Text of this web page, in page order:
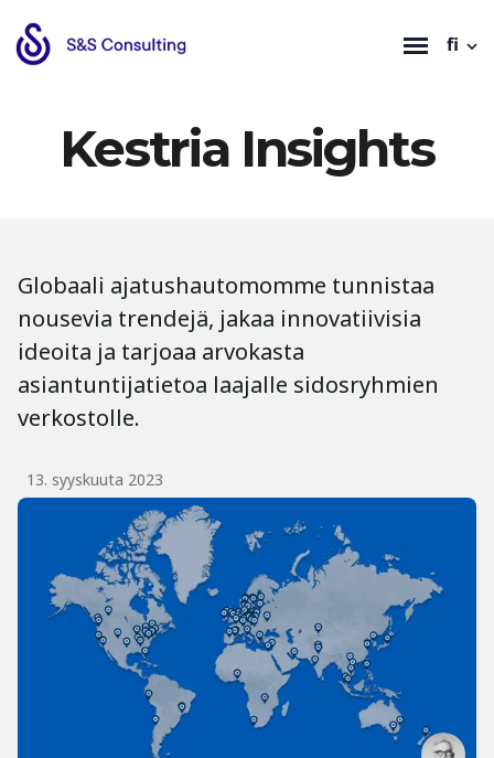
fi
Kestria Insights
Globaali ajatushautomomme tunnistaa
nousevia trendejä, jakaa innovatiivisia
ideoita ja tarjoaa arvokasta
asiantuntijatietoa laajalle sidosryhmien
verkostolle.
13. syyskuuta 2023